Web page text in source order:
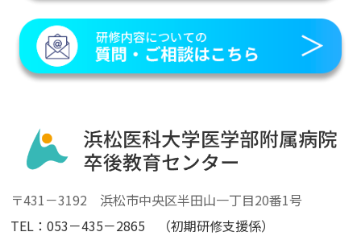
〒431－3192 浜松市中央区半田山一丁目20番1号
TEL：053－435－2865 （初期研修支援係）